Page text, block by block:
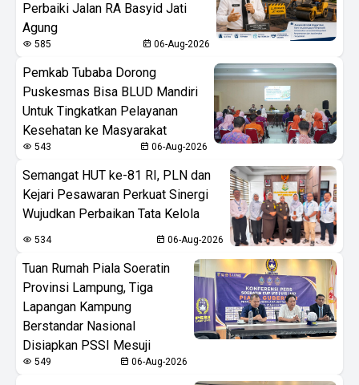
Perbaiki Jalan RA Basyid Jati
Agung
585 06-Aug-2026
Pemkab Tubaba Dorong
Puskesmas Bisa BLUD Mandiri
Untuk Tingkatkan Pelayanan
Kesehatan ke Masyarakat
543 06-Aug-2026
Semangat HUT ke-81 RI, PLN dan
Kejari Pesawaran Perkuat Sinergi
Wujudkan Perbaikan Tata Kelola
534 06-Aug-2026
Tuan Rumah Piala Soeratin
Provinsi Lampung, Tiga
Lapangan Kampung
Berstandar Nasional
Disiapkan PSSI Mesuji
549 06-Aug-2026